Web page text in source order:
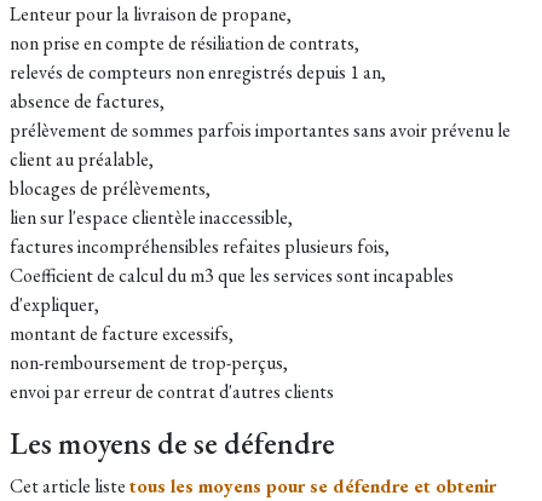
Lenteur pour la livraison de propane,
non prise en compte de résiliation de contrats,
relevés de compteurs non enregistrés depuis 1 an,
absence de factures,
prélèvement de sommes parfois importantes sans avoir prévenu le
client au préalable,
blocages de prélèvements,
lien sur l'espace clientèle inaccessible,
factures incompréhensibles refaites plusieurs fois,
Coefficient de calcul du m3 que les services sont incapables
d'expliquer,
montant de facture excessifs,
non-remboursement de trop-perçus,
envoi par erreur de contrat d'autres clients
Les moyens de se défendre
Cet article listetous les moyens pour se défendre et obtenir